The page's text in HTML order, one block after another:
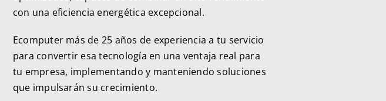
con una eficiencia energética excepcional.
Ecomputer más de 25 años de experiencia a tu servicio
para convertir esa tecnología en una ventaja real para
tu empresa, implementando y manteniendo soluciones
que impulsarán su crecimiento.